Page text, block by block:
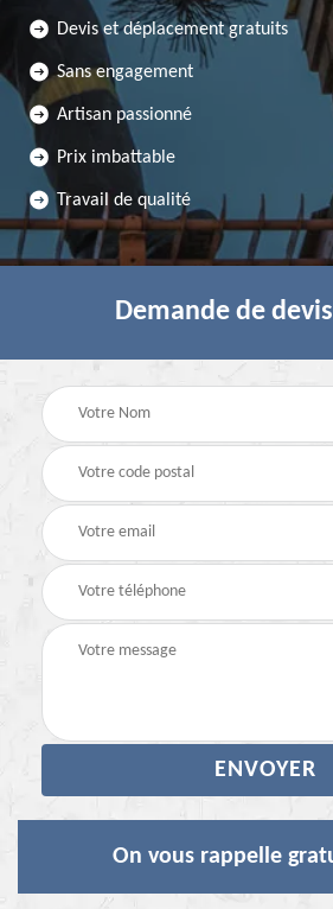
Devis et déplacement gratuits
Sans engagement
Artisan passionné
Prix imbattable
Travail de qualité
Demande de
On vous rappelle